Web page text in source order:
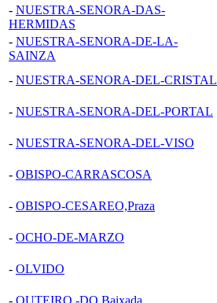
- NUESTRA-SENORA-DAS-
HERMIDAS
- NUESTRA-SENORA-DE-LA-
SAINZA
- NUESTRA-SENORA-DEL-CRISTAL
- NUESTRA-SENORA-DEL-PORTAL
- NUESTRA-SENORA-DEL-VISO
- OBISPO-CARRASCOSA
- OBISPO-CESAREO,Praza
- OCHO-DE-MARZO
- OLVIDO
- OUTEIRO,-DO,Baixada